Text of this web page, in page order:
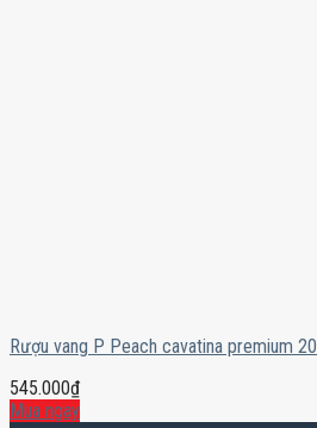
Rượu vang P Peach cavatina premium
545.000₫
Mua ngay